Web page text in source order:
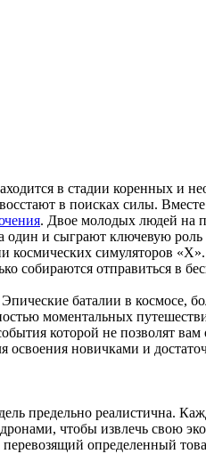
в стадии коренных и
в поисках силы.
. Двое молодых людей на
один и сыграют ключевую
космических симуляторов
собираются отправиться в
баталии в космосе,
моментальных
которой не позволят
освоения новичками и
предельно реалистична.
чтобы извлечь свою
определенный